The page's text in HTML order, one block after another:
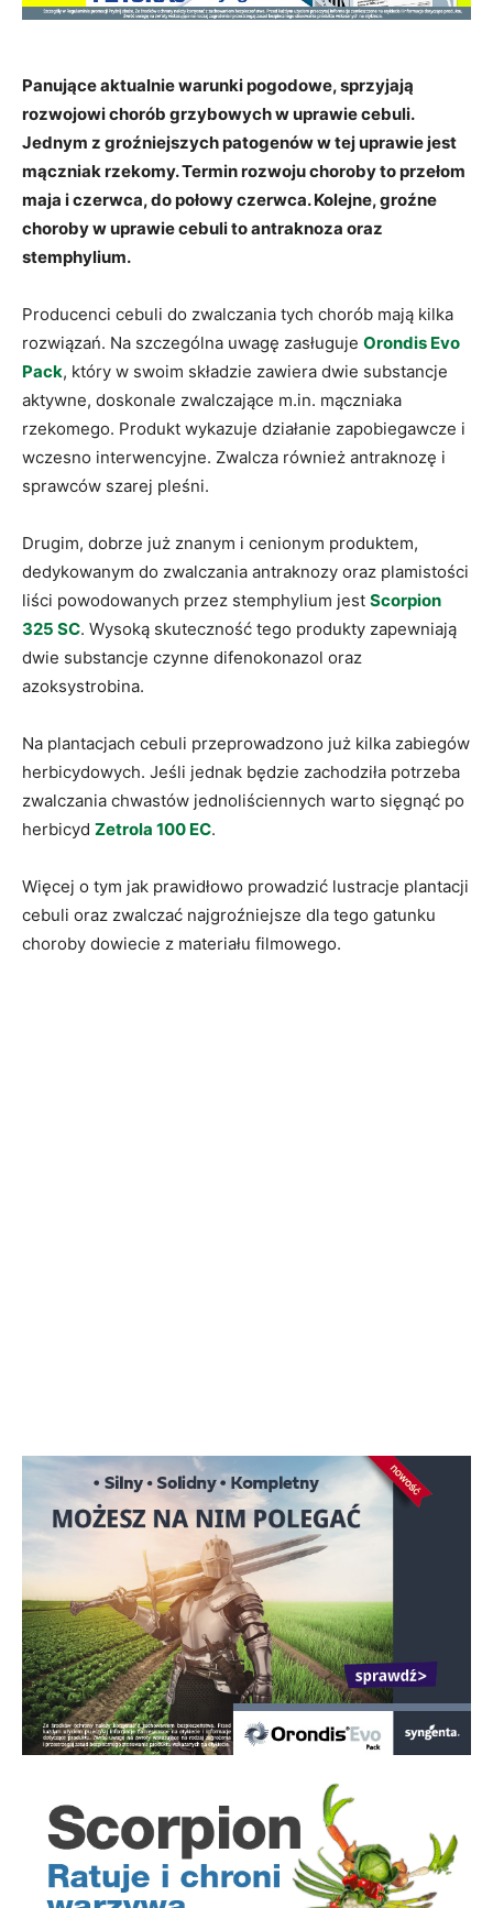
Panujące aktualnie warunki pogodowe, sprzyjają
rozwojowi chorób grzybowych w uprawie cebuli.
Jednym z groźniejszych patogenów w tej uprawie jest
mączniak rzekomy. Termin rozwoju choroby to przełom
maja i czerwca, do połowy czerwca. Kolejne, groźne
choroby w uprawie cebuli to antraknoza oraz
stemphylium.
Producenci cebuli do zwalczania tych chorób mają kilka
rozwiązań. Na szczególna uwagę zasługuje Orondis Evo
Pack, który w swoim składzie zawiera dwie substancje
aktywne, doskonale zwalczające m.in. mączniaka
rzekomego. Produkt wykazuje działanie zapobiegawcze i
wczesno interwencyjne. Zwalcza również antraknozę i
sprawców szarej pleśni.
Drugim, dobrze już znanym i cenionym produktem,
dedykowanym do zwalczania antraknozy oraz plamistości
liści powodowanych przez stemphylium jest Scorpion
325 SC. Wysoką skuteczność tego produkty zapewniają
dwie substancje czynne difenokonazol oraz
azoksystrobina.
Na plantacjach cebuli przeprowadzono już kilka zabiegów
herbicydowych. Jeśli jednak będzie zachodziła potrzeba
zwalczania chwastów jednoliściennych warto sięgnąć po
herbicyd Zetrola 100 EC.
Więcej o tym jak prawidłowo prowadzić lustracje plantacji
cebuli oraz zwalczać najgroźniejsze dla tego gatunku
choroby dowiecie z materiału filmowego.